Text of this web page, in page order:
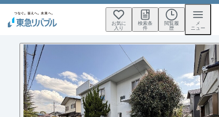
お気に
入り
検索条
件
閲覧履
歴
メ
ニュー